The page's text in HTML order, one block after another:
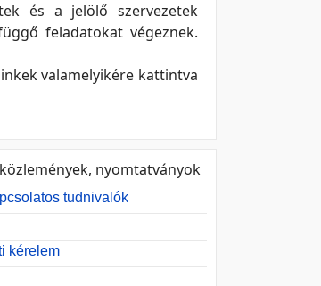
és a jelölő szervezetek
feladatokat végeznek.
valamelyikére kattintva
nyomtatványok
tudnivalók
kérelem